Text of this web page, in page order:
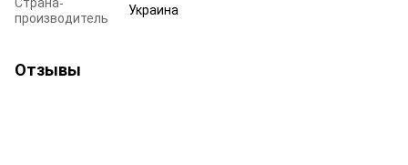
производитель
Украина
Отзывы